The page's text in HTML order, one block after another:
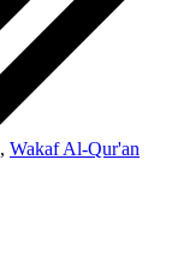
, Wakaf Al-Qur'an